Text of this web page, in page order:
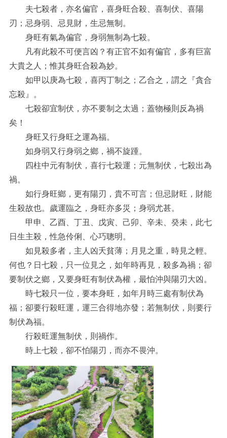
夫七殺者，亦名偏官，喜身旺合殺、喜制伏、喜陽
刃；忌身弱、忌見財，生忌無制。
身旺有氣為偏官，身弱無制為七殺。
凡有此殺不可便言凶？有正官不如有偏官，多有巨富
大貴之人；惟其身旺合殺為妙。
如甲以庚為七殺，喜丙丁制之；乙合之，謂之『貪合
忘殺』。
七殺卻宜制伏，亦不要制之太過；蓋物極則反為禍
矣！
身旺又行身旺之運為福。
如身弱又行身弱之鄉，禍不旋踵。
四柱中元有制伏，喜行七殺運；元無制伏，七殺出為
禍。
如行身旺鄉，更有陽刃，貴不可言；但忌財旺，財能
生殺故也。歲運臨之，身旺亦多災；身弱尤甚。
甲申、乙酉、丁丑、戊寅、己卯、辛未、癸未，此七
日生主殺，性急伶俐、心巧聰明。
如見殺多者，主人凶夭貧薄；月見之重，時見之輕。
何也？日七殺，只一位見之，如年時再見，殺多為禍；卻
要制伏之鄉，又要身旺有制伏為權，最怕沖與陽刃大凶。
時七殺只一位，要本身旺，如年月時三處有制伏為
福；卻要行殺旺運，運三合得地亦發；若無制伏，則要行
制伏為福。
行殺旺運無制伏，則禍作。
時上七殺，卻不怕陽刃，而亦不畏沖。